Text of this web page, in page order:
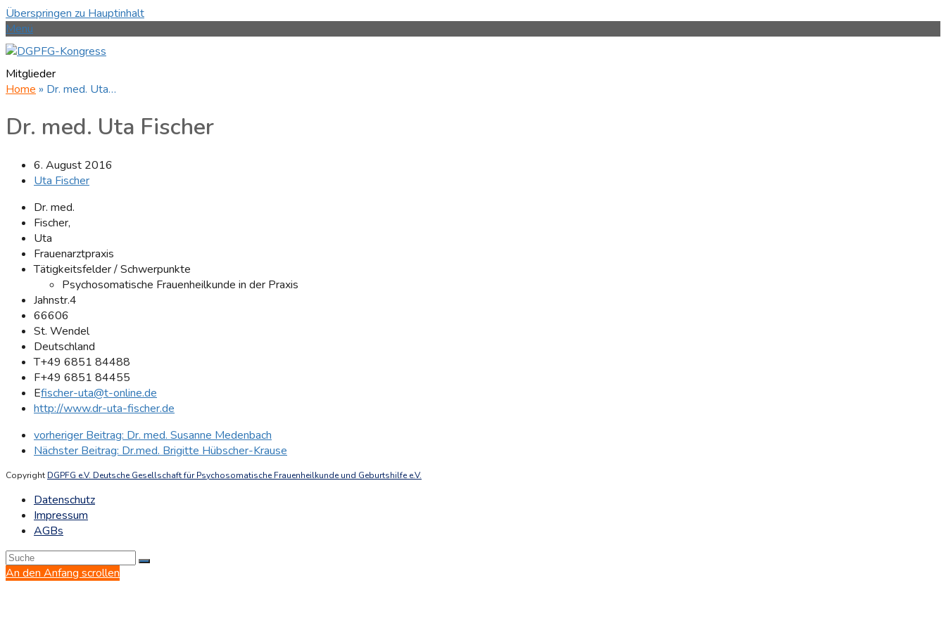
Überspringen zu Hauptinhalt
Menü
Mitglieder
Home » Dr. med. Uta…
Dr. med. Uta Fischer
6. August 2016
Uta Fischer
Dr. med.
Fischer,
Uta
Frauenarztpraxis
Tätigkeitsfelder / Schwerpunkte
Psychosomatische Frauenheilkunde in der Praxis
Jahnstr.4
66606
St. Wendel
Deutschland
T+49 6851 84488
F+49 6851 84455
Efischer-uta@t-online.de
http://www.dr-uta-fischer.de
vorheriger Beitrag: Dr. med. Susanne Medenbach
Nächster Beitrag: Dr.med. Brigitte Hübscher-Krause
Copyright DGPFG e.V. Deutsche Gesellschaft für Psychosomatische Frauenheilkunde und Geburtshilfe e.V.
Datenschutz
Impressum
AGBs
An den Anfang scrollen